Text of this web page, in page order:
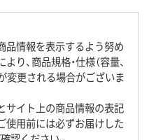
品情報を表示するよう努め
り、商品規格・仕様（容量、
変更される場合がございま
サイト上の商品情報の表記
使用前には必ずお届けした